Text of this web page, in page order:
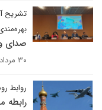
تشریح
صدای
۳۰ مرداد ۱۴۰۳
روابط
رابطه